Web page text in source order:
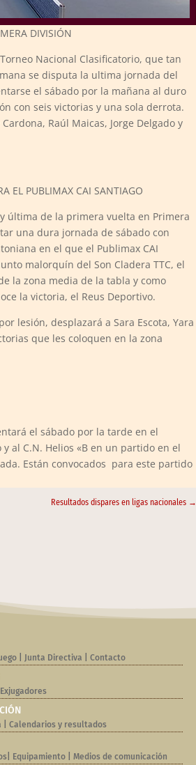
DIVISIÓN
Nacional Clasificatorio, que tan
se disputa la ultima jornada del
el sábado por la mañana al duro
con seis victorias y una sola derrota.
Raúl Maicas, Jorge Delgado y
EL PUBLIMAX CAI SANTIAGO
última de la primera vuelta en Primera
una dura jornada de sábado con
en el que el Publimax CAI
malorquín del Son Cladera TTC, el
la zona media de la tabla y como
la victoria, el Reus Deportivo.
lesión, desplazará a Sara Escota, Yara
que les coloquen en la zona
el sábado por la tarde en el
y al C.N. Helios «B en un partido en el
Están convocados para este partido
Resultados dispares en ligas nacionales →
| Junta Directiva Contacto
Exjugadores
| Calendarios y resultados
| Equipamiento| Medios de comunicación